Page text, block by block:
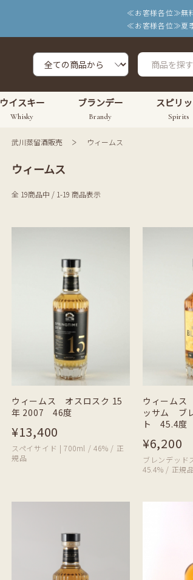
≪お客様各位≫無
≪お客様各位≫夏
ウイスキー
Whisky
ブランデー
Brandy
スピリ
Spirits
武川蒸留酒販売 ウィームス
ウィームス
全 19商品中 / 1-19 商品表示
ウィームス オスロスク 15
年 2007 46度
¥13,400
スペイサイド | 700ml / 46% / 正
規品
ウィームス
ッサム ブ
ト 45.4度
¥6,200
ブレンデッ
45.4% / 正規品